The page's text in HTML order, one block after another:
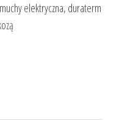
elektryczna, duraterm